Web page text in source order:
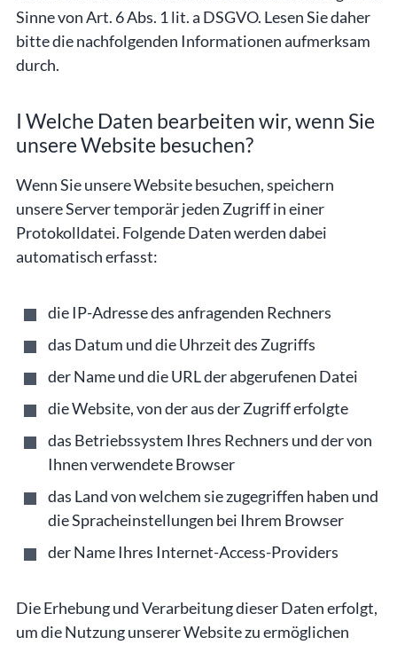
Sinne von Art. 6 Abs. 1 lit. a DSGVO. Lesen Sie daher
bitte die nachfolgenden Informationen aufmerksam
durch.
I Welche Daten bearbeiten wir, wenn Sie
unsere Website besuchen?
Wenn Sie unsere Website besuchen, speichern
unsere Server temporär jeden Zugriff in einer
Protokolldatei. Folgende Daten werden dabei
automatisch erfasst:
die IP-Adresse des anfragenden Rechners
das Datum und die Uhrzeit des Zugriffs
der Name und die URL der abgerufenen Datei
die Website, von der aus der Zugriff erfolgte
das Betriebssystem Ihres Rechners und der von
Ihnen verwendete Browser
das Land von welchem sie zugegriffen haben und
die Spracheinstellungen bei Ihrem Browser
der Name Ihres Internet-Access-Providers
Die Erhebung und Verarbeitung dieser Daten erfolgt,
um die Nutzung unserer Website zu ermöglichen